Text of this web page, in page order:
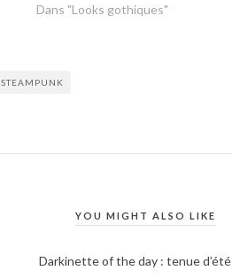
Dans "Looks gothiques"
STEAMPUNK
YOU MIGHT ALSO LIKE
Darkinette of the day : tenue d’été